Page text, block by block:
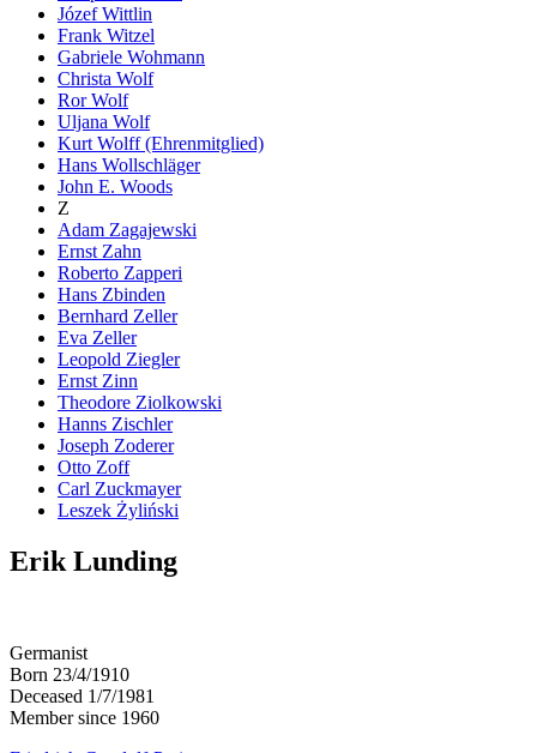
Józef Wittlin
Frank Witzel
Gabriele Wohmann
Christa Wolf
Ror Wolf
Uljana Wolf
Kurt Wolff (Ehrenmitglied)
Hans Wollschläger
John E. Woods
Z
Adam Zagajewski
Ernst Zahn
Roberto Zapperi
Hans Zbinden
Bernhard Zeller
Eva Zeller
Leopold Ziegler
Ernst Zinn
Theodore Ziolkowski
Hanns Zischler
Joseph Zoderer
Otto Zoff
Carl Zuckmayer
Leszek Żyliński
Erik Lunding
Germanist
Born 23/4/1910
Deceased 1/7/1981
Member since 1960